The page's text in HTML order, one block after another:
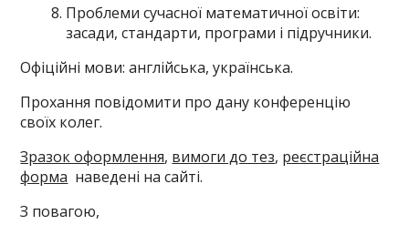
Проблеми сучасної математичної освіти:
засади, стандарти, програми і підручники.
Офіційні мови: англійська, українська.
Прохання повідомити про дану конференцію
своїх колег.
Зразок оформлення, вимоги до тез, реєстраційна
форма наведенi на сайтi.
З повагою,